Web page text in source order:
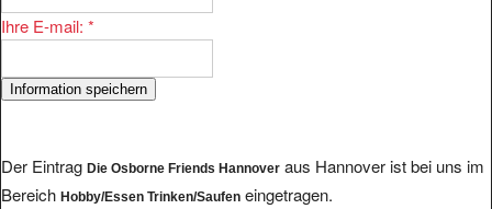
Ihre E-mail: *
Der Eintrag Die Osborne Friends Hannover aus Hannover ist bei uns im
Bereich Hobby/Essen Trinken/Saufen eingetragen.